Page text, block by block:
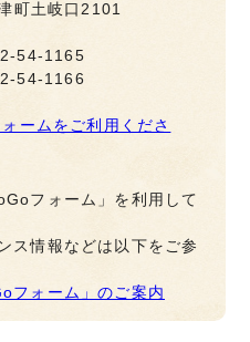
町土岐口2101
54-1165
54-1166
ームをご利用くださ
フォーム」を利用して
ス情報などは以下をご参
フォーム」のご案内